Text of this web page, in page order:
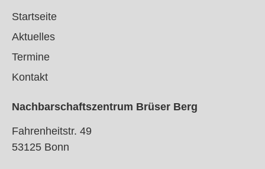
Startseite
Aktuelles
Termine
Kontakt
Nachbarschaftszentrum Brüser Berg
Fahrenheitstr. 49
53125 Bonn